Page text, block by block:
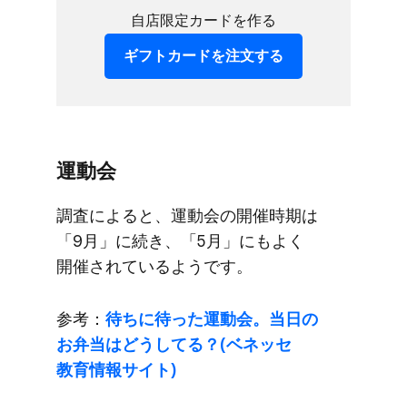
自店限定カードを作る
ギフトカードを​注文する
運動会
調査に​よると、​運動会の​開催時期は​
「9月」に​続き、​「5月」にも​よく​
開催されているようです。
参考： 待ちに​待った​運動会。​当日の​
お弁当は​どうしてる？​(ベネッセ
教育情報サイト)